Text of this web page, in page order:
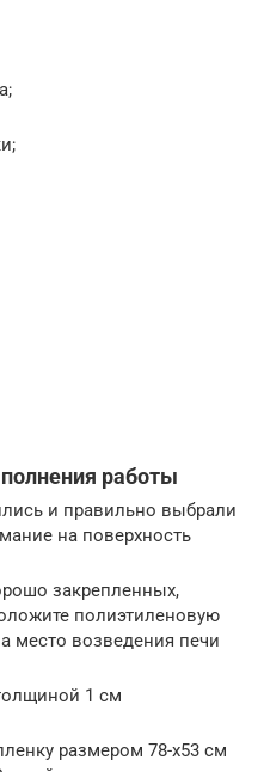
работы
и правильно выбрали
на поверхность
закрепленных,
полиэтиленовую
место возведения печи
1 см
размером 78-х53 см